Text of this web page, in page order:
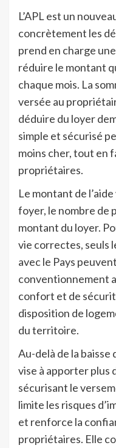
L’APL est un
concrètement les
prend en charge
réduire le montant
chaque mois. La
versée au
déduire du loyer
simple et sécurisé
moins cher, tout en
propriétaires.
Le montant de
foyer, le nombre de
montant du loyer.
vie correctes, seuls
avec le Pays
conventionnement
confort et de
disposition de
du territoire.
Au-delà de la baisse
vise à apporter plus
sécurisant le
limite les risques
et renforce la
propriétaires. Elle